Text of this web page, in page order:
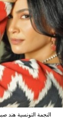
النجمة التونسية هند